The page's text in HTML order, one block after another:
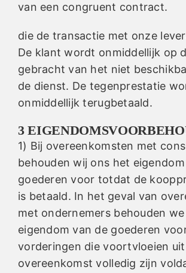
van een congruent contract.
die de transactie met onze
De klant wordt onmiddellijk op
gebracht van het niet
de dienst. De tegenprestatie
onmiddellijk terugbetaald.
3
1) Bij overeenkomsten met
behouden wij ons het
goederen voor totdat de
is betaald. In het geval van
met ondernemers behouden
eigendom van de goederen
vorderingen die voortvloeien
overeenkomst volledig zijn